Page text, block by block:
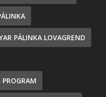
PÁLINKA LOVAGREND